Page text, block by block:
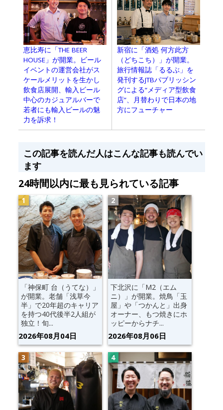
恵比寿に「THE BEER
HOUSE」が開業。ビール
イベントの運営会社がス
ケールメリットを生かし
飲食店展開、輸入ビール
中心のカジュアルバーで
若者にも輸入ビールの魅
力を訴求！
新宿に「酒処 何方此方
（どちこち）」が開業。
旅行情報誌「るるぶ」を
発刊するJTBパブリッシン
グによる“メディア型飲食
店”、月替わりで日本の地
方にフューチャー
この記事を読んだ人はこんな記事も読んでい
ます
24時間以内に最も見られている記事
「神保町 台（うてな）」
が開業。老舗「浅草今
半」で20年超のキャリア
を持つ40代後半2人組が
独立！旬...
2026年08月04日
下北沢に「M2（エム
ニ）」が開業。焼鳥「玉
屋」や「つかんと」出身
オーナー、もつ焼きにホ
ッピーからナチ...
2026年08月06日